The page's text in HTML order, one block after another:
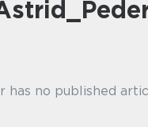
has no published